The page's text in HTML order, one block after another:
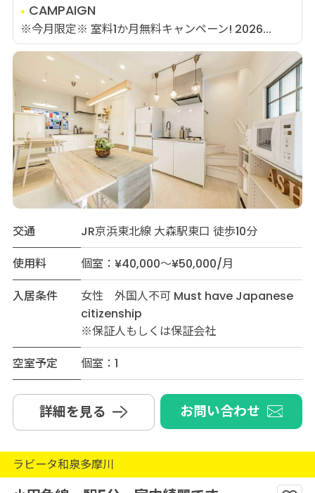
CAMPAIGN
※今月限定※ 室料1か月無料キャンペーン! 2026...
交通
JR京浜東北線 大森駅東口 徒歩10分
使用料
個室：¥40,000～¥50,000/月
入居条件
女性 外国人不可 Must have Japanese
citizenship
※保証人もしくは保証会社
空室予定
個室：1
詳細を見る お問い合わせ
ラビータ和泉多摩川